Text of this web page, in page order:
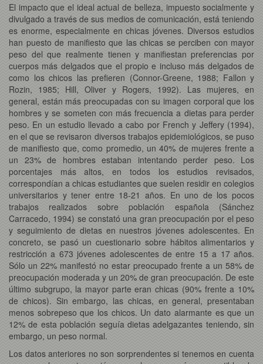
El impacto que el ideal actual de belleza, impuesto socialmente y
divulgado a través de sus medios de comunicación, está teniendo
es enorme, especialmente en chicas jóvenes. Diversos estudios
han puesto de manifiesto que las chicas se perciben con mayor
peso del que realmente tienen y manifiestan preferencias por
cuerpos más delgados que el propio e incluso más delgados de
como los chicos las prefieren (Connor-Greene, 1988; Fallon y
Rozin, 1985; Hill, Oliver y Rogers, 1992). Las mujeres, en
general, están más preocupadas con su imagen corporal que los
hombres y se someten con más frecuencia a dietas para perder
peso. En un estudio llevado a cabo por French y Jeffery (1994),
en el que se revisaron diversos trabajos epidemiológicos, se puso
de manifiesto que, como promedio, un 40% de mujeres frente a
un 23% de hombres estaban intentando perder peso. Los
porcentajes más altos, en todos los estudios revisados,
correspondían a chicas estudiantes que suelen residir en colegios
universitarios y tener entre 18-21 años. En uno de los pocos
trabajos realizados sobre población española (Sánchez
Carracedo, 1994) se constató una gran preocupación por el peso
y seguimiento de dietas en nuestros jóvenes adolescentes. En
concreto, se pasó un cuestionario sobre hábitos alimentarios y
restricción a 673 jóvenes adolescentes de entre 15 a 17 años.
Sólo un 22% manifestó no estar preocupado frente a un 58% de
preocupación moderada y un 20% de gran preocupación. De este
último subgrupo, la mayor parte eran chicas (90% frente a 10%
de chicos). Sin embargo, las chicas, en general, presentaban
menos sobrepeso que los chicos. Un dato alarmante es que un
12% de esta población seguía dietas adelgazantes teniendo, sin
embargo, un peso normal.
Los datos anteriores no son sorprendentes si tenemos en cuenta